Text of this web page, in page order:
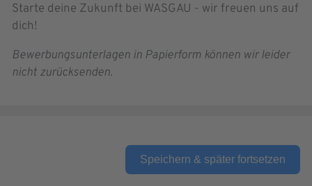
Starte deine Zukunft bei WASGAU - wir freuen uns auf
dich!
Bewerbungsunterlagen in Papierform können wir leider
nicht zurücksenden.
Speichern & später fortsetzen